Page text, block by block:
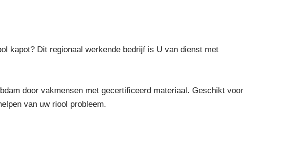
kapot? Dit regionaal werkende bedrijf is U van dienst met
door vakmensen met gecertificeerd materiaal. Geschikt voor
van uw riool probleem.